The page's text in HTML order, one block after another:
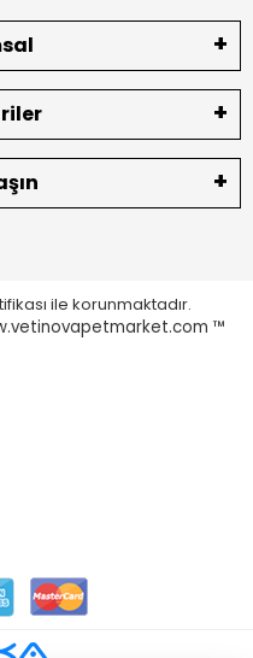
ile korunmaktadır.
™